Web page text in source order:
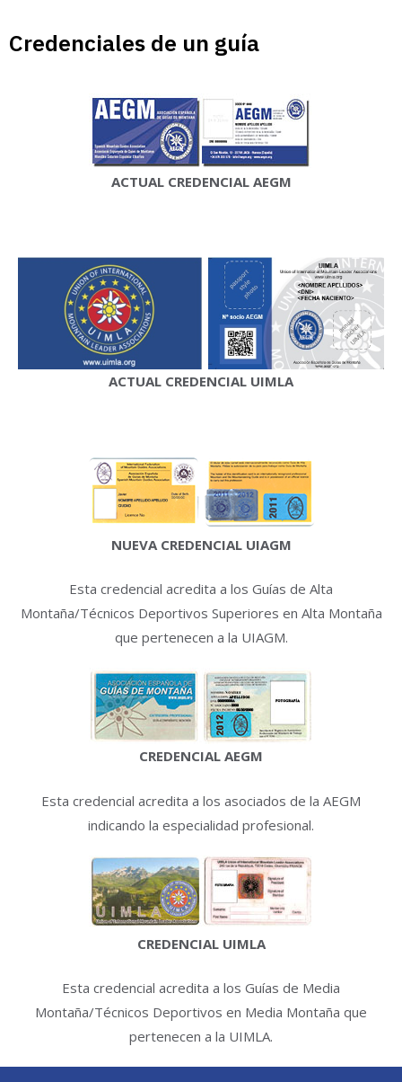
Credenciales de un guía
ACTUAL CREDENCIAL AEGM
ACTUAL CREDENCIAL UIMLA
NUEVA CREDENCIAL UIAGM
Esta credencial acredita a los Guías de Alta
Montaña/Técnicos Deportivos Superiores en Alta Montaña
que pertenecen a la UIAGM.
CREDENCIAL AEGM
Esta credencial acredita a los asociados de la AEGM
indicando la especialidad profesional.
CREDENCIAL UIMLA
Esta credencial acredita a los Guías de Media
Montaña/Técnicos Deportivos en Media Montaña que
pertenecen a la UIMLA.